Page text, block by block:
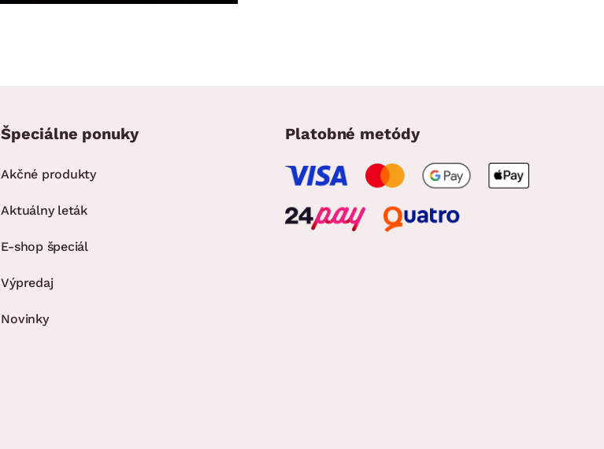
Špeciálne ponuky
Akčné produkty
Aktuálny leták
E-shop špeciál
Výpredaj
Novinky
Platobné metódy